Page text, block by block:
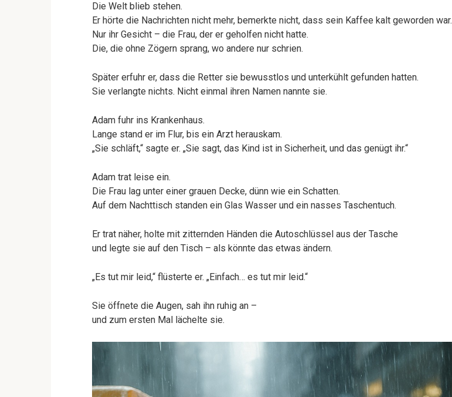
Die Welt blieb stehen.
Er hörte die Nachrichten nicht mehr, bemerkte nicht, dass sein Kaffee kalt geworden war.
Nur ihr Gesicht – die Frau, der er geholfen nicht hatte.
Die, die ohne Zögern sprang, wo andere nur schrien.
Später erfuhr er, dass die Retter sie bewusstlos und unterkühlt gefunden hatten.
Sie verlangte nichts. Nicht einmal ihren Namen nannte sie.
Adam fuhr ins Krankenhaus.
Lange stand er im Flur, bis ein Arzt herauskam.
„Sie schläft,“ sagte er. „Sie sagt, das Kind ist in Sicherheit, und das genügt ihr.“
Adam trat leise ein.
Die Frau lag unter einer grauen Decke, dünn wie ein Schatten.
Auf dem Nachttisch standen ein Glas Wasser und ein nasses Taschentuch.
Er trat näher, holte mit zitternden Händen die Autoschlüssel aus der Tasche
und legte sie auf den Tisch – als könnte das etwas ändern.
„Es tut mir leid,“ flüsterte er. „Einfach… es tut mir leid.“
Sie öffnete die Augen, sah ihn ruhig an –
und zum ersten Mal lächelte sie.